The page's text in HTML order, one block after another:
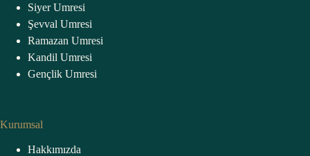
Siyer Umresi
Şevval Umresi
Ramazan Umresi
Kandil Umresi
Gençlik Umresi
Kurumsal
Hakkımızda